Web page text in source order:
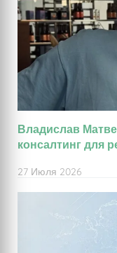
Владислав
консалтинг для
27 Июля 2026